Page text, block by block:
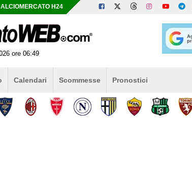
H24
ore 06:49
Calendari Scommesse Pronostici